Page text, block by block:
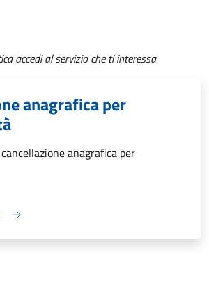
accedi al servizio che ti interessa
anagrafica per
anagrafica per